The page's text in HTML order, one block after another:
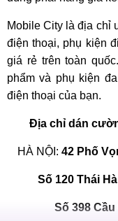
Mobile City là địa chỉ
điện thoại, phụ kiện
giá rẻ trên toàn
phẩm và phụ kiện
điện thoại của bạn.
Địa chỉ dán
HÀ NỘI: 42 Phố
Số 120 Thái Hà
Số 398 Cầu